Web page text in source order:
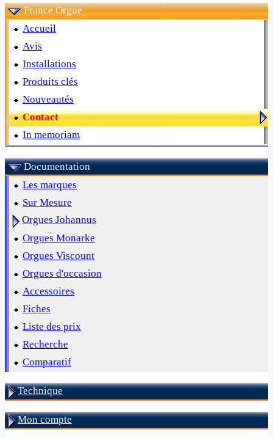
France Orgue
Accueil
Avis
Installations
Produits clés
Nouveautés
Contact
In memoriam
Documentation
Les marques
Sur Mesure
Orgues Johannus
Orgues Monarke
Orgues Viscount
Orgues d'occasion
Accessoires
Fiches
Liste des prix
Recherche
Comparatif
Technique
Mon compte